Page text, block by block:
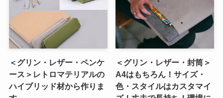
＜グリン・レザー・ペンケ
ース＞レトロマテリアルの
ハイブリッド材から作りま
＜グリン・レザー・封筒＞
A4はもちろん！サイズ・
色・スタイルはカスタマイ